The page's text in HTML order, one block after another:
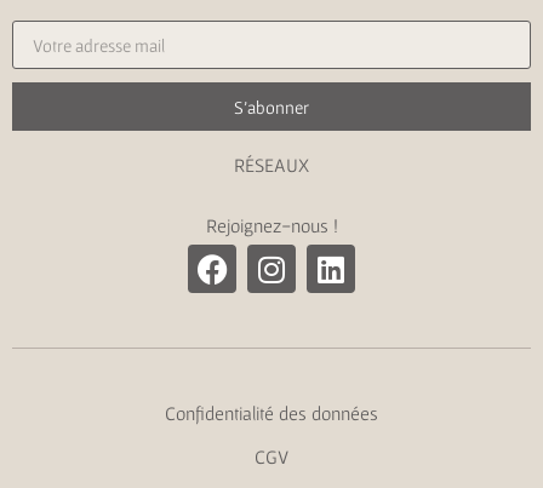
S'abonner
RÉSEAUX
Rejoignez-nous !
Confidentialité des données
CGV